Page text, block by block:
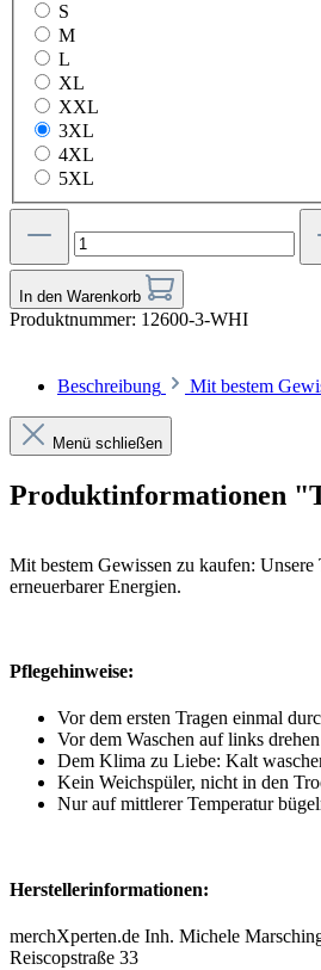
S
M
L
XL
XXL
3XL
4XL
5XL
In den Warenkorb
Produktnummer: 12600-3-WHI
Beschreibung Mit bestem
Menü schließen
Produktinformationen
Mit bestem Gewissen zu kaufen:
erneuerbarer Energien.
Pflegehinweise:
Vor dem ersten Tragen einmal
Vor dem Waschen auf links
Dem Klima zu Liebe: Kalt
Kein Weichspüler, nicht in den
Nur auf mittlerer Temperatur
Herstellerinformationen:
merchXperten.de Inh. Michele
Reiscopstraße 33